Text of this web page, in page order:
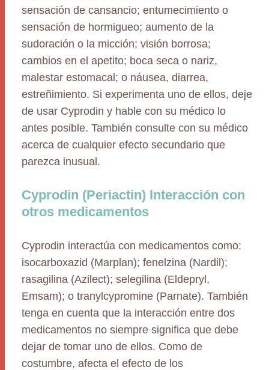
sensación de cansancio; entumecimiento o
sensación de hormigueo; aumento de la
sudoración o la micción; visión borrosa;
cambios en el apetito; boca seca o nariz,
malestar estomacal; o náusea, diarrea,
estreñimiento. Si experimenta uno de ellos, deje
de usar Cyprodin y hable con su médico lo
antes posible. También consulte con su médico
acerca de cualquier efecto secundario que
parezca inusual.
Cyprodin (Periactin) Interacción con
otros medicamentos
Cyprodin interactúa con medicamentos como:
isocarboxazid (Marplan); fenelzina (Nardil);
rasagilina (Azilect); selegilina (Eldepryl,
Emsam); o tranylcypromine (Parnate). También
tenga en cuenta que la interacción entre dos
medicamentos no siempre significa que debe
dejar de tomar uno de ellos. Como de
costumbre, afecta el efecto de los